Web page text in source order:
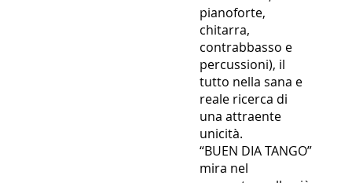
pianoforte,
chitarra,
contrabbasso e
percussioni), il
tutto nella sana e
reale ricerca di
una attraente
unicità.
“BUEN DIA TANGO”
mira nel